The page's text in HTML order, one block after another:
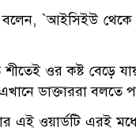
বলেন, ‍‍`আইসিইউ
ওর কষ্ট বেড়ে
ডাক্তাররা বলতে
ওয়ার্ডটি এরই